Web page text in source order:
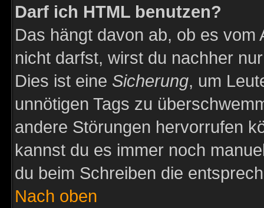
Darf ich HTML benutzen?
Das hängt davon ab, ob es
nicht darfst, wirst du nachher
Dies ist eine Sicherung, um
unnötigen Tags zu
andere Störungen hervorrufen
kannst du es immer noch
du beim Schreiben die
Nach oben